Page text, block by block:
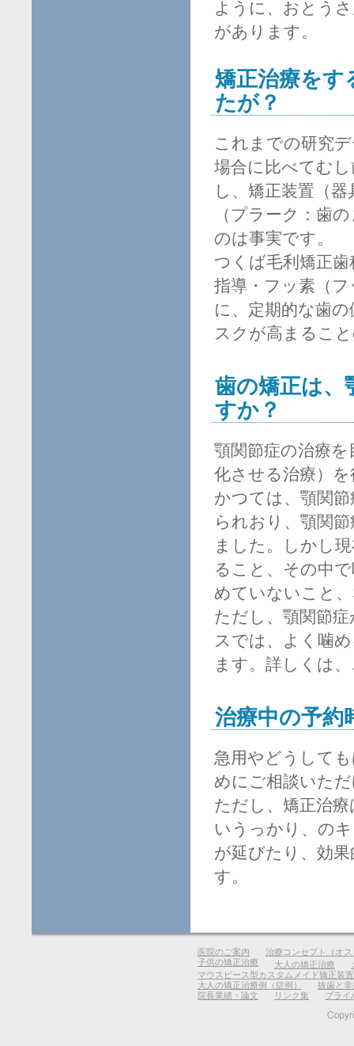
ように、おとう
があります。
矯正治療をす
たが？
これまでの研究
場合に比べてむ
し、矯正装置（
（プラーク：歯
のは事実です。
つくば毛利矯正
指導・フッ素（
に、定期的な歯
スクが高まるこ
歯の矯正は、
すか？
顎関節症の治療
化させる治療）
かつては、顎関
られおり、顎関
ました。しかし
ること、その中
めていないこと
ただし、顎関節
スでは、よく噛
ます。詳しくは
治療中の予約
急用やどうして
めにご相談いた
ただし、矯正治
いうっかり、の
が延びたり、効
す。
医院のご案内
治療コンセプト（オ
子供の矯正治療
大人の矯正治療
マウスピース型カスタムメイド矯正装
大人の矯正治療例（症例）
抜歯と
院長業績・論文
リンク集 プライ